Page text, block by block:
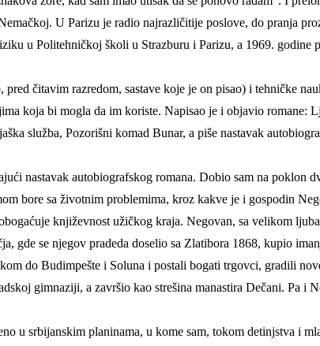
U Parizu je radio najrazličitije poslove, do pranja
u Politehničkoj školi u Strazburu i Parizu, a 1969. godine
čitavim razredom, sastave koje je on pisao) i tehničke
koja bi mogla da im koriste. Napisao je i objavio romane:
služba, Pozorišni komad Bunar, a piše nastavak
nastavak autobiografskog romana. Dobio sam na poklon
bore sa životnim problemima, kroz kakve je i gospodin
književnost užičkog kraja. Negovan, sa velikom
gde se njegov pradeda doselio sa Zlatibora 1868, kupio
do Budimpešte i Soluna i postali bogati trgovci, gradili
gimnaziji, a završio kao strešina manastira Dečani. Pa i
u srbijanskim planinama, u kome sam, tokom detinjstva i